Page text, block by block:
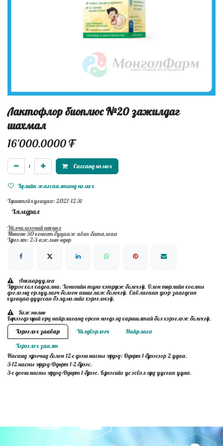
Лактофлор биоплюс №20 зажилдаг
шахмал
16'000.0000₮
Сагсанд нэмэх
Хүслийн жагсаалтанд нэмэх
Хүчинтэй хугацаа: 2027-12-31
Хямдрал
Үйлчилгээний нөхцөл
Мөнгөө 30-хоногт буцааж авах баталгаа
Хүргэлт: 2-3 ажлын өдөр
Анхааруулга
Хүүхдээс хол хадгална. Хоногийн тунг хэтрүүлж болохгүй. Олон төрлийн хоолны
дэглэмд орлуулагч болгон ашиглаж болохгүй. Савлагаан дээр заагдсан
хугацаа дууссан бэлдмэлийг хэрэглэхгүй.
Гаж нөлөө
Бүтээгдэхүүний орц найрлаганд орсон нэгдэлд харшилтай бол хэрэглэж болохгүй.
Хэрэглэх заавар
Үйлдвэрлэгч
Найрлага
Хэрэглэх заалт
Насанд хүрэгчид болон 12-с дээш насны хүүхдэд: Өдөрт 1 бүрээсээр 2 удаа.
3-12 насны хү​үхдэд:Өдөрт 1-2 бүрээс.
3-с доош насны хүүхдэд:Өдөрт 1 бүрээс. Бүр​ээсийг ус эсвэл сүүнд уусган ууна.